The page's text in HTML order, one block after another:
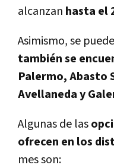
alcanzan hasta el
Asimismo, se
también se
Palermo, Abasto
Avellaneda y
Algunas de las
ofrecen en los
mes son: